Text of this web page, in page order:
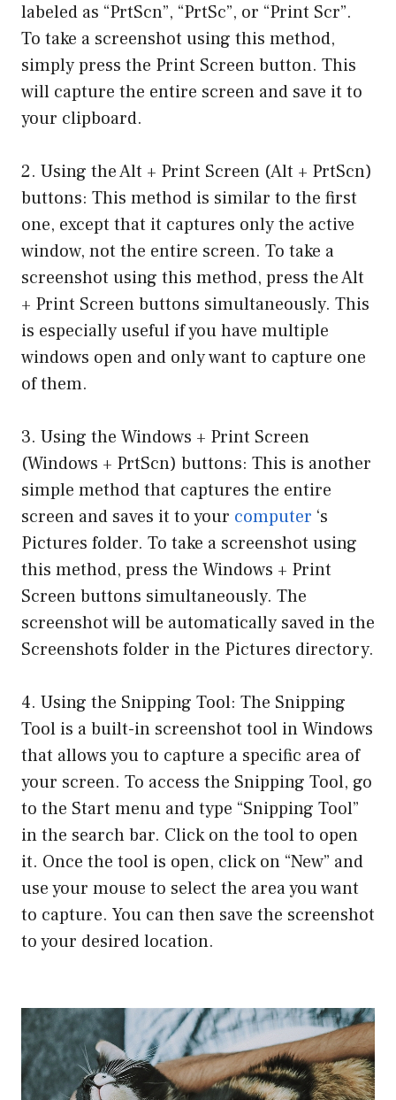
labeled as “PrtScn”, “PrtSc”, or “Print Scr”.
To take a screenshot using this method,
simply press the Print Screen button. This
will capture the entire screen and save it to
your clipboard.
2. Using the Alt + Print Screen (Alt + PrtScn)
buttons: This method is similar to the first
one, except that it captures only the active
window, not the entire screen. To take a
screenshot using this method, press the Alt
+ Print Screen buttons simultaneously. This
is especially useful if you have multiple
windows open and only want to capture one
of them.
3. Using the Windows + Print Screen
(Windows + PrtScn) buttons: This is another
simple method that captures the entire
screen and saves it to your computer ‘s
Pictures folder. To take a screenshot using
this method, press the Windows + Print
Screen buttons simultaneously. The
screenshot will be automatically saved in the
Screenshots folder in the Pictures directory.
4. Using the Snipping Tool: The Snipping
Tool is a built-in screenshot tool in Windows
that allows you to capture a specific area of
your screen. To access the Snipping Tool, go
to the Start menu and type “Snipping Tool”
in the search bar. Click on the tool to open
it. Once the tool is open, click on “New” and
use your mouse to select the area you want
to capture. You can then save the screenshot
to your desired location.